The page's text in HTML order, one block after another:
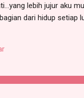
lebih jujur aku
dari hidup setiap
ada yang instan tapi
dengan hati